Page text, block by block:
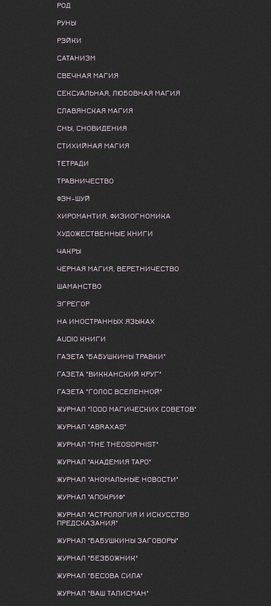
РОД
РУНЫ
РЭЙКИ
САТАНИЗМ
СВЕЧНАЯ МАГИЯ
СЕКСУАЛЬНАЯ, ЛЮБОВНАЯ МАГИЯ
СЛАВЯНСКАЯ МАГИЯ
СНЫ, СНОВИДЕНИЯ
СТИХИЙНАЯ МАГИЯ
ТЕТРАДИ
ТРАВНИЧЕСТВО
ФЭН-ШУЙ
ХИРОМАНТИЯ, ФИЗИОГНОМИКА
ХУДОЖЕСТВЕННЫЕ КНИГИ
ЧАКРЫ
ЧЕРНАЯ МАГИЯ, ВЕРЕТНИЧЕСТВО
ШАМАНСТВО
ЭГРЕГОР
НА ИНОСТРАННЫХ ЯЗЫКАХ
AUDIO КНИГИ
ГАЗЕТА "БАБУШКИНЫ ТРАВКИ"
ГАЗЕТА "ВИККАНСКИЙ КРУГ"
ГАЗЕТА "ГОЛОС ВСЕЛЕННОЙ"
ЖУРНАЛ "1000 МАГИЧЕСКИХ СОВЕТОВ"
ЖУРНАЛ "ABRAXAS"
ЖУРНАЛ "THE THEOSOPHIST"
ЖУРНАЛ "АКАДЕМИЯ ТАРО"
ЖУРНАЛ "АНОМАЛЬНЫЕ НОВОСТИ"
ЖУРНАЛ "АПОКРИФ"
ЖУРНАЛ "АСТРОЛОГИЯ И ИСКУССТВО
ПРЕДСКАЗАНИЯ"
ЖУРНАЛ "БАБУШКИНЫ ЗАГОВОРЫ"
ЖУРНАЛ "БЕЗБОЖНИК"
ЖУРНАЛ "БЕСОВА СИЛА"
ЖУРНАЛ "ВАШ ТАЛИСМАН"